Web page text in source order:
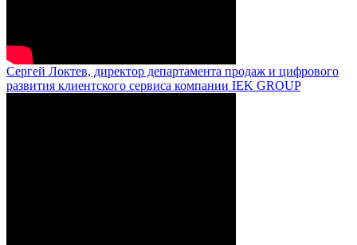
Сергей Локтев, директор департамента продаж и цифрового
развития клиентского сервиса компании IEK GROUP